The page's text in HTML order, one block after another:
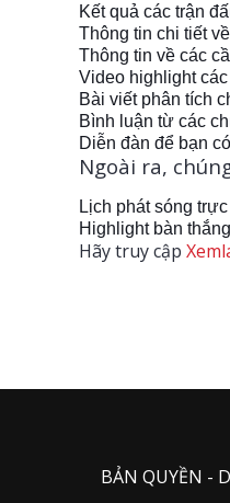
Kết quả các trận
Thông tin chi tiết
Thông tin về các
Video highlight
Bài viết phân tích
Bình luận từ các
Diễn đàn để bạn
Ngoài ra,
Lịch phát sóng
Highlight bàn
Hãy truy cập
BẢN QUYỀN -